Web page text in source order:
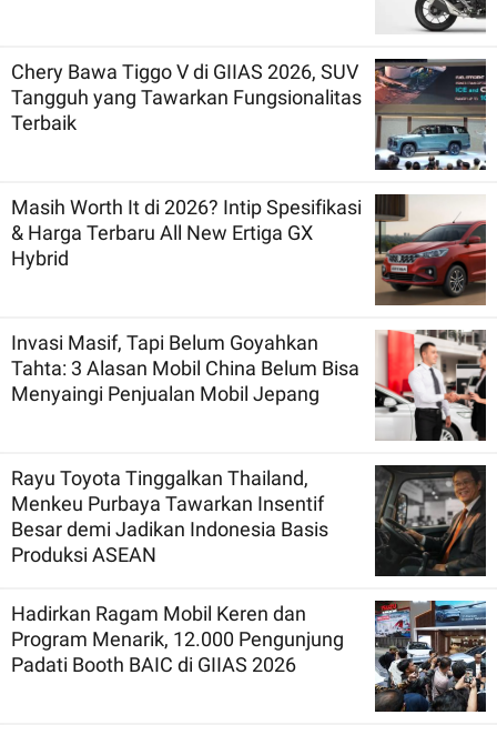
Chery Bawa Tiggo V di GIIAS 2026, SUV
Tangguh yang Tawarkan Fungsionalitas
Terbaik
Masih Worth It di 2026? Intip Spesifikasi
& Harga Terbaru All New Ertiga GX
Hybrid
Invasi Masif, Tapi Belum Goyahkan
Tahta: 3 Alasan Mobil China Belum Bisa
Menyaingi Penjualan Mobil Jepang
Rayu Toyota Tinggalkan Thailand,
Menkeu Purbaya Tawarkan Insentif
Besar demi Jadikan Indonesia Basis
Produksi ASEAN
Hadirkan Ragam Mobil Keren dan
Program Menarik, 12.000 Pengunjung
Padati Booth BAIC di GIIAS 2026